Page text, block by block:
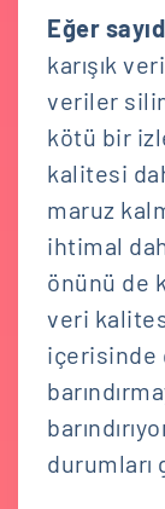
Eğer
karışık
veriler
kötü bir
kalitesi
maruz
ihtimal
önünü de
veri
içerisinde
durumları